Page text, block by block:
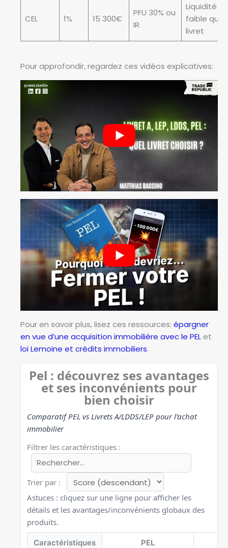
CEL 1% 15 300€
PFU 30% ou
IR
Liquidité
faible que
livret
Pour approfondir, regardez ces vidéos explicatives:
Pour en savoir plus, lisez ces ressources: épargner
en vue d’une acquisition immobilière avec le PELet
loi Lemoine et crédits immobiliers.
Pel : découvrez ses avantages
et ses inconvénients pour
bien choisir
Comparatif PEL vs Livrets A/LDDS/LEP pour l’achat
immobilier
Filtrer les caractéristiques :
Trier par :
Astuces : cliquez sur une ligne pour afficher les
détails et les avantages/inconvénients globaux des
produits.
Caractéristiques PEL